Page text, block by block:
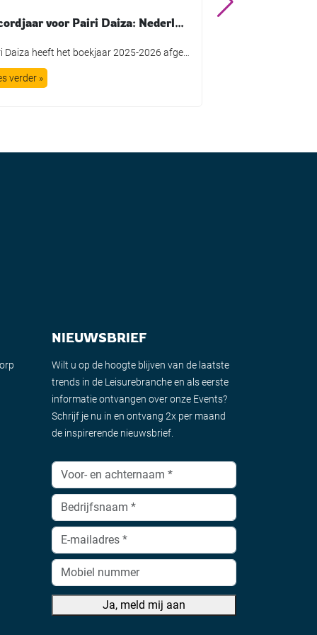
Recordjaar voor Pairi Daiza: Nederlandse bezoekers groeien bijna zeven keer sneller dan totaal aantal bezoekers
verder »
NIEUWSBRIEF
Wilt u op de hoogte blijven van de laatste
trends in de Leisurebranche en als eerste
informatie ontvangen over onze Events?
Schrijf je nu in en ontvang 2x per maand
de inspirerende nieuwsbrief.
Ja, meld mij aan